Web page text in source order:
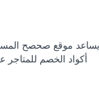
يساعد موقع صحصح
أكواد الخصم للمتاجر